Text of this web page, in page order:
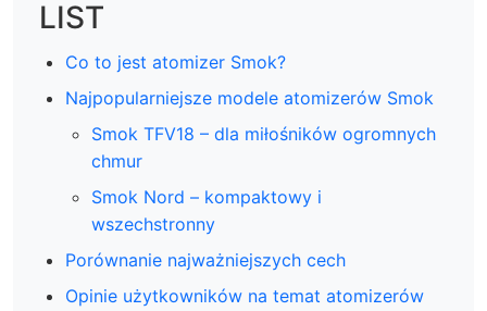
LIST
Co to jest atomizer Smok?
Najpopularniejsze modele atomizerów Smok
Smok TFV18 – dla miłośników ogromnych
chmur
Smok Nord – kompaktowy i
wszechstronny
Porównanie najważniejszych cech
Opinie użytkowników na temat atomizerów